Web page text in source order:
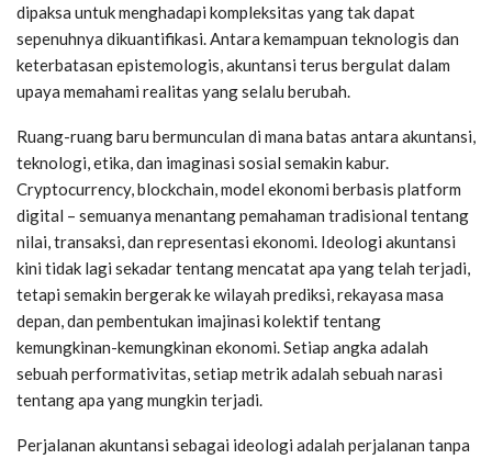
dipaksa untuk menghadapi kompleksitas yang tak dapat
sepenuhnya dikuantifikasi. Antara kemampuan teknologis dan
keterbatasan epistemologis, akuntansi terus bergulat dalam
upaya memahami realitas yang selalu berubah.
Ruang-ruang baru bermunculan di mana batas antara akuntansi,
teknologi, etika, dan imaginasi sosial semakin kabur.
Cryptocurrency, blockchain, model ekonomi berbasis platform
digital – semuanya menantang pemahaman tradisional tentang
nilai, transaksi, dan representasi ekonomi. Ideologi akuntansi
kini tidak lagi sekadar tentang mencatat apa yang telah terjadi,
tetapi semakin bergerak ke wilayah prediksi, rekayasa masa
depan, dan pembentukan imajinasi kolektif tentang
kemungkinan-kemungkinan ekonomi. Setiap angka adalah
sebuah performativitas, setiap metrik adalah sebuah narasi
tentang apa yang mungkin terjadi.
Perjalanan akuntansi sebagai ideologi adalah perjalanan tanpa